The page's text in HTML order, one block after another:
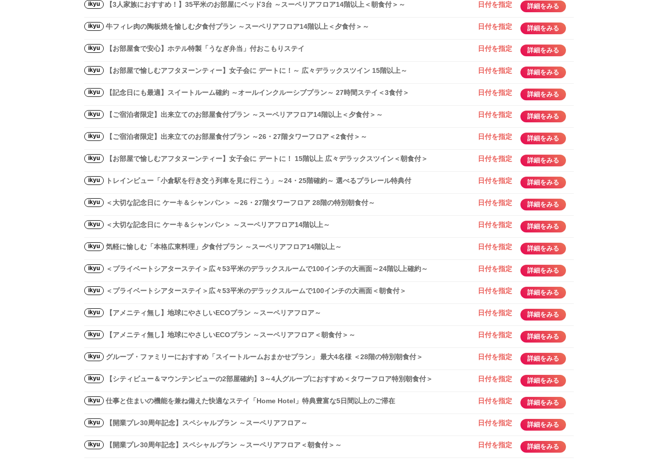
ikyu 【3人家族におすすめ！】35平米のお部屋にベッド3台 ～スーペリアフロア14階以上＜朝食付＞～ 日付を指定 詳細をみる
ikyu 牛フィレ肉の陶板焼を愉しむ夕食付プラン ～スーペリアフロア14階以上＜夕食付＞～ 日付を指定 詳細をみる
ikyu 【お部屋食で安心】ホテル特製「うなぎ弁当」付おこもりステイ 日付を指定 詳細をみる
ikyu 【お部屋で愉しむアフタヌーンティー】女子会に デートに！～ 広々デラックスツイン 15階以上～ 日付を指定 詳細をみる
ikyu 【記念日にも最適】スイートルーム確約 ～オールインクルーシブプラン～ 27時間ステイ＜3食付＞ 日付を指定 詳細をみる
ikyu 【ご宿泊者限定】出来立てのお部屋食付プラン ～スーペリアフロア14階以上＜夕食付＞～ 日付を指定 詳細をみる
ikyu 【ご宿泊者限定】出来立てのお部屋食付プラン ～26・27階タワーフロア＜2食付＞～ 日付を指定 詳細をみる
ikyu 【お部屋で愉しむアフタヌーンティー】女子会に デートに！ 15階以上 広々デラックスツイン＜朝食付＞ 日付を指定 詳細をみる
ikyu トレインビュー「小倉駅を行き交う列車を見に行こう」～24・25階確約～ 選べるプラレール特典付 日付を指定 詳細をみる
ikyu ＜大切な記念日に ケーキ＆シャンパン＞ ～26・27階タワーフロア 28階の特別朝食付～ 日付を指定 詳細をみる
ikyu ＜大切な記念日に ケーキ＆シャンパン＞ ～スーペリアフロア14階以上～ 日付を指定 詳細をみる
ikyu 気軽に愉しむ「本格広東料理」夕食付プラン ～スーペリアフロア14階以上～ 日付を指定 詳細をみる
ikyu ＜プライベートシアターステイ＞広々53平米のデラックスルームで100インチの大画面～24階以上確約～ 日付を指定 詳細をみる
ikyu ＜プライベートシアターステイ＞広々53平米のデラックスルームで100インチの大画面＜朝食付＞ 日付を指定 詳細をみる
ikyu 【アメニティ無し】地球にやさしいECOプラン ～スーペリアフロア～ 日付を指定 詳細をみる
ikyu 【アメニティ無し】地球にやさしいECOプラン ～スーペリアフロア＜朝食付＞～ 日付を指定 詳細をみる
ikyu グループ・ファミリーにおすすめ「スイートルームおまかせプラン」 最大4名様 ＜28階の特別朝食付＞ 日付を指定 詳細をみる
ikyu 【シティビュー＆マウンテンビューの2部屋確約】3～4人グループにおすすめ＜タワーフロア特別朝食付＞ 日付を指定 詳細をみる
ikyu 仕事と住まいの機能を兼ね備えた快適なステイ「Home Hotel」特典豊富な5日間以上のご滞在 日付を指定 詳細をみる
ikyu 【開業プレ30周年記念】スペシャルプラン ～スーペリアフロア～ 日付を指定 詳細をみる
ikyu 【開業プレ30周年記念】スペシャルプラン ～スーペリアフロア＜朝食付＞～ 日付を指定 詳細をみる